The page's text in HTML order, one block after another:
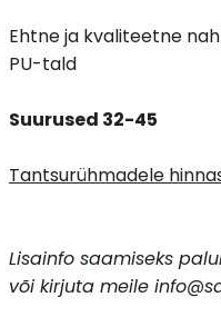
Ehtne ja kvaliteetne
PU-tald
Suurused 32-45
Tantsurühmadele
Lisainfo saamiseks
või kirjuta meile